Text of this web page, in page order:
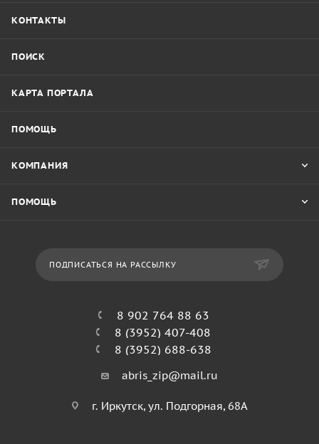
КОНТАКТЫ
ПОИСК
КАРТА ПОРТАЛА
ПОМОЩЬ
КОМПАНИЯ
ПОМОЩЬ
ПОДПИСАТЬСЯ НА РАССЫЛКУ
8 902 764 88 63
8 (3952) 407-408
8 (3952) 688-638
abris_zip@mail.ru
г. Иркутск, ул. Подгорная, 68А